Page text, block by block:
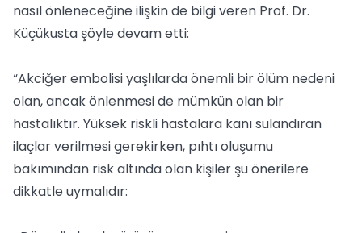
nasıl önleneceğine ilişkin de bilgi veren Prof. Dr.
Küçükusta şöyle devam etti:
“Akciğer embolisi yaşlılarda önemli bir ölüm nedeni
olan, ancak önlenmesi de mümkün olan bir
hastalıktır. Yüksek riskli hastalara kanı sulandıran
ilaçlar verilmesi gerekirken, pıhtı oluşumu
bakımından risk altında olan kişiler şu önerilere
dikkatle uymalıdır: